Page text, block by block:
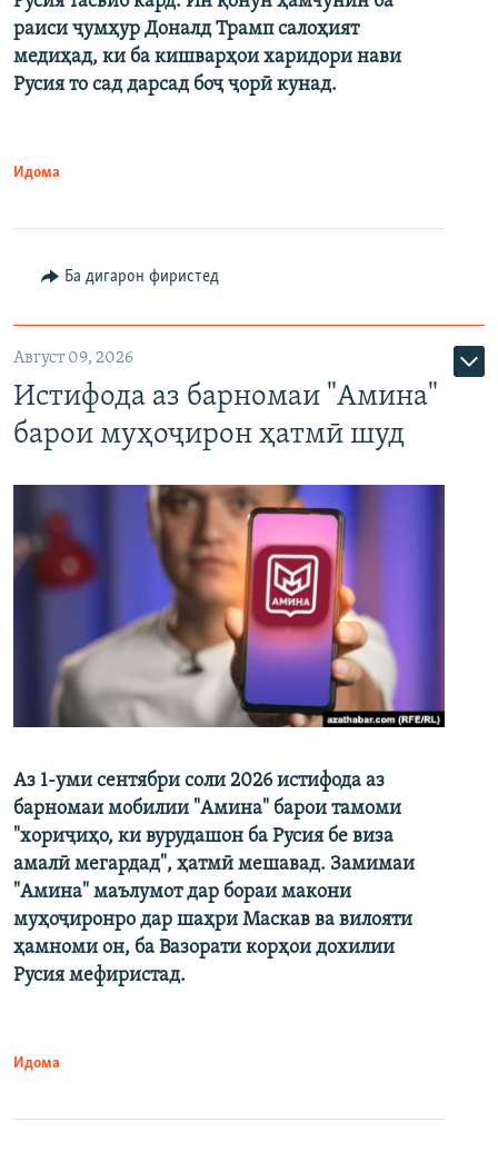
раиси ҷумҳур Доналд Трамп салоҳият
медиҳад, ки ба кишварҳои харидори нави
Русия то сад дарсад боҷ ҷорӣ кунад.
Идома
Ба дигарон фиристед
Август 09, 2026
Истифода аз барномаи "Амина"
барои муҳоҷирон ҳатмӣ шуд
Аз 1-уми сентябри соли 2026 истифода аз
барномаи мобилии "Амина" барои тамоми
"хориҷиҳо, ки вурудашон ба Русия бе виза
амалӣ мегардад", ҳатмӣ мешавад. Замимаи
"Амина" маълумот дар бораи макони
муҳоҷиронро дар шаҳри Маскав ва вилояти
ҳамноми он, ба Вазорати корҳои дохилии
Русия мефиристад.
Идома